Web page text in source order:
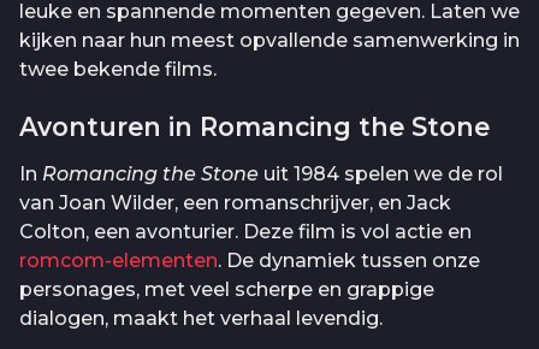
leuke en spannende momenten gegeven. Laten we
kijken naar hun meest opvallende samenwerking in
twee bekende films.
Avonturen in Romancing the Stone
In Romancing the Stone uit 1984 spelen we de rol
van Joan Wilder, een romanschrijver, en Jack
Colton, een avonturier. Deze film is vol actie en
romcom-elementen. De dynamiek tussen onze
personages, met veel scherpe en grappige
dialogen, maakt het verhaal levendig.